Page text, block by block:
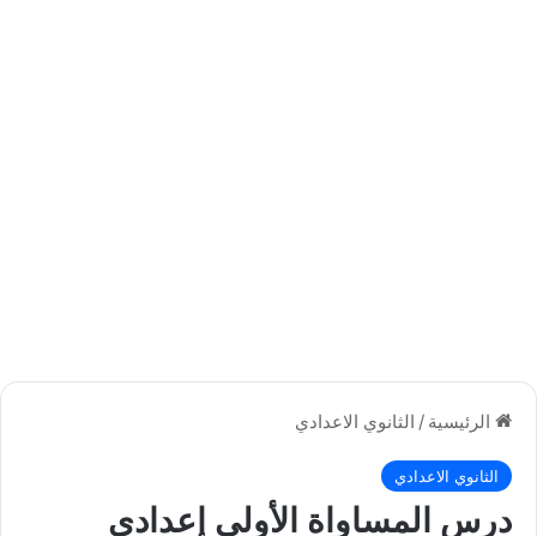
الرئيسية / الثانوي الاعدادي
الثانوي الاعدادي
درس المساواة الأولى إعدادي